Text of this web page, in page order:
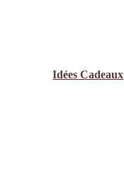
Idées Cadeaux